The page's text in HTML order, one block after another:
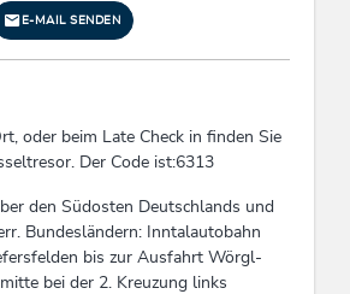
erzeugt, Strom zu 100 % aus
Energien
Überweisung, Vorauszahlung
, Lademöglichkeiten für
E-MAIL SENDEN
oder beim Late Check in finden Sie
Der Code ist:6313
den Südosten Deutschlands und
Bundesländern: Inntalautobahn
bis zur Ausfahrt Wörgl-
bei der 2. Kreuzung links